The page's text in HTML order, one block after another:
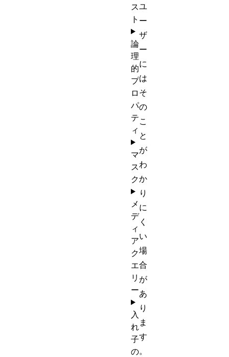
ユ
ー
ザ
ー
に
は
そ
の
こ
と
が
わ
か
り
に
く
い
場
合
が
あ
り
ま
す
。
ス
ト
論
理
的
プ
ロ
パ
テ
ィ
マ
ス
ク
メ
デ
ィ
ア
ク
エ
リ
ー
入
れ
子
の